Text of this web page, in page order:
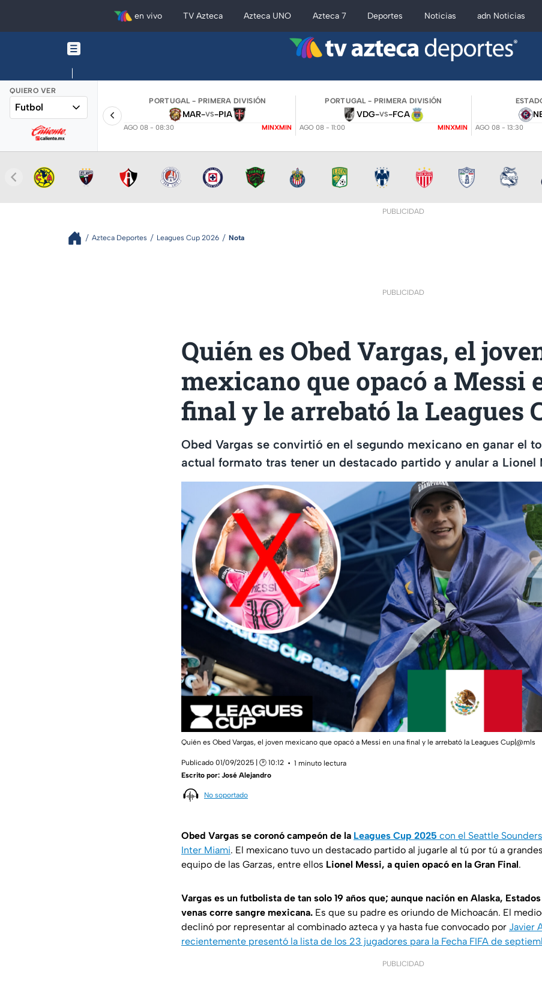
en vivo TV Azteca Azteca UNO Azteca 7 Deportes Noticias adn Noticias
QUIERO VER
Futbol
PORTUGAL - PRIMERA DIVISIÓN
MAR-VS-PIA
AGO 08 - 08:30 MINXMIN
PORTUGAL - PRIMERA DIVISIÓN
VDG-VS-FCA
AGO 08 - 11:00 MINXMIN AGO 08 - 13:30
PUBLICIDAD
Azteca Deportes Leagues Cup 2026 Nota
PUBLICIDAD
Quién es Obed Vargas, el
mexicano que opacó a Messi
final y le arrebató la Leagues
Obed Vargas se convirtió en el segundo mexicano en ganar el
actual formato tras tener un destacado partido y anular a Lionel
Quién es Obed Vargas, el joven mexicano que opacó a Messi en una final y le arrebató la Leagues Cup|@mls
Publicado 01/09/2025 | 🕑 10:12
1 minuto lectura
Escrito por: José Alejandro
No soportado
Obed Vargas se coronó campeón de la Leagues Cup 2025 con el Seattle
Inter Miami. El mexicano tuvo un destacado partido al jugarle al tú por tú a
equipo de las Garzas, entre ellos Lionel Messi, a quien opacó en la Gran Final.
Vargas es un futbolista de tan solo 19 años que; aunque nación en Alaska,
venas corre sangre mexicana. Es que su padre es oriundo de Michoacán. El
declinó por representar al combinado azteca y ya hasta fue convocado por Javier
recientemente presentó la lista de los 23 jugadores para la Fecha FIFA de
PUBLICIDAD